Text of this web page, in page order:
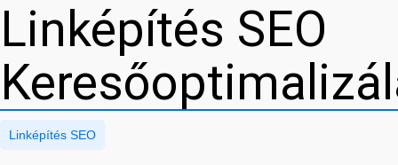
Linképítés SEO
Linképítés SEO